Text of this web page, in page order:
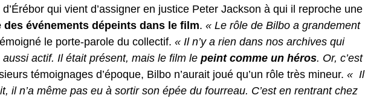
qui vient d’assigner en justice Peter Jackson à qui il reproche une
événements dépeints dans le film. « Le rôle de Bilbo a grandement
le porte-parole du collectif. « Il n’y a rien dans nos archives qui
actif. Il était présent, mais le film le peint comme un héros. Or, c’est
témoignages d’époque, Bilbo n’aurait joué qu’un rôle très mineur. « Il
il n’a même pas eu à sortir son épée du fourreau. C’est en rentrant chez